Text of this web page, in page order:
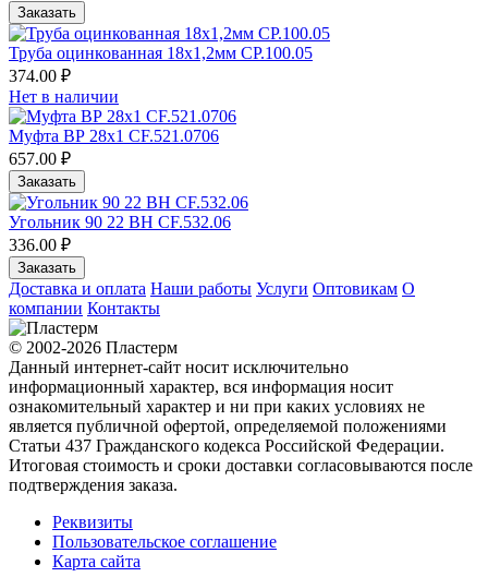
Заказать
Труба оцинкованная 18х1,2мм CP.100.05
374.00 ₽
Нет в наличии
Муфта ВР 28х1 CF.521.0706
657.00 ₽
Заказать
Угольник 90 22 ВН CF.532.06
336.00 ₽
Заказать
Доставка и оплата Наши работы Услуги Оптовикам О
компании Контакты
© 2002-2026 Пластерм
Данный интернет-сайт носит исключительно
информационный характер, вся информация носит
ознакомительный характер и ни при каких условиях не
является публичной офертой, определяемой положениями
Статьи 437 Гражданского кодекса Российской Федерации.
Итоговая стоимость и сроки доставки согласовываются после
подтверждения заказа.
Реквизиты
Пользовательское соглашение
Карта сайта